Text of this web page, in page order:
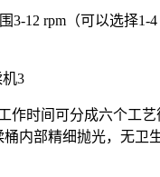
3-12 rpm（可以选择1-
作时间可分成六个工
桶内部精细抛光，无卫